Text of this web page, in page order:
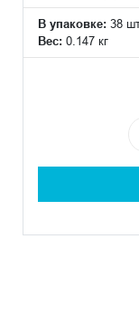
В упаковке: 38
Вес: 0.147 кг